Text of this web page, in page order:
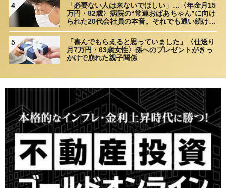
4
「必要ない人は来ないでほしい」…〈年金月15
万円・82歳〉病院の“常連おばあちゃん”に向け
られた20代会社員の本音。それでも通い続ける
5
「喜んでもらえると思っていました」〈仕送り
月7万円・63歳女性〉孫へのプレゼントがきっ
かけで崩れた親子関係